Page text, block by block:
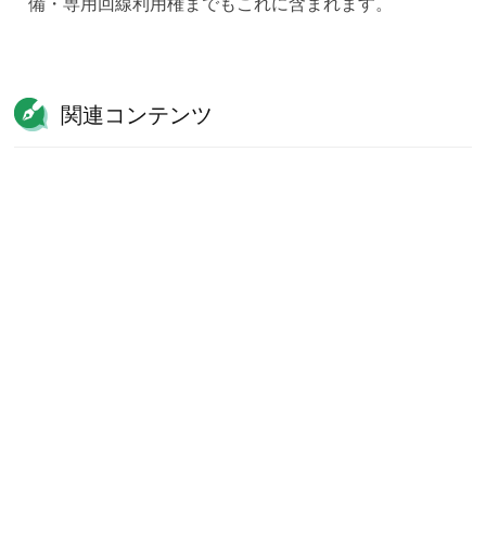
備・専用回線利用権までもこれに含まれます。
関連コンテンツ